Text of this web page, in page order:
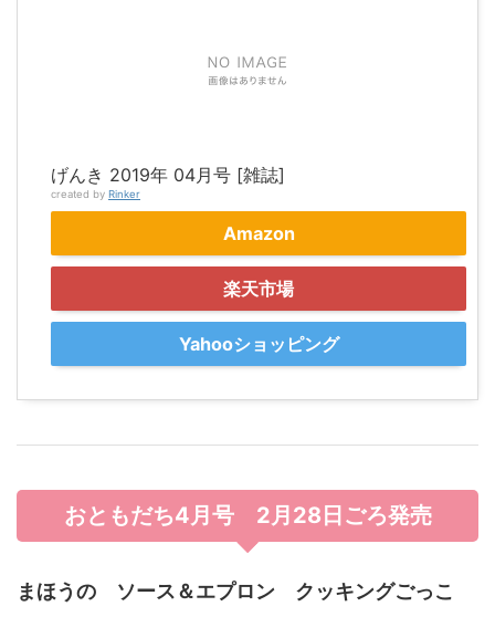
げんき 2019年 04月号 [雑誌]
created by Rinker
Amazon
楽天市場
Yahooショッピング
おともだち4月号 2月28日ごろ発売
まほうの ソース＆エプロン クッキングごっこ